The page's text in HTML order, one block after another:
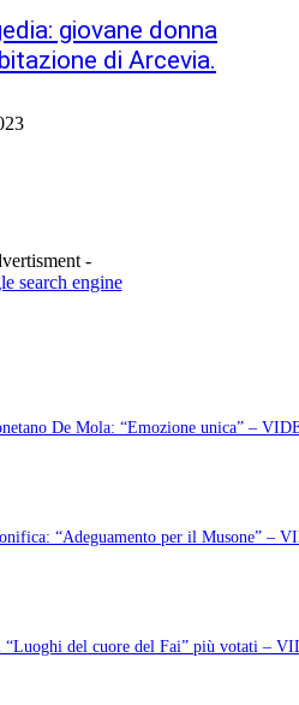
giovane donna
di Arcevia.
-
De Mola: “Emozione unica” –
“Adeguamento per il Musone” –
“Luoghi del cuore del Fai” più votati –